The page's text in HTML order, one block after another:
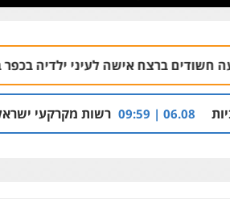
אישה לעיני ילדיה בכפר בענה 09.08 | 09:05
רשות מקרקעי ישראל הרסה בנייה